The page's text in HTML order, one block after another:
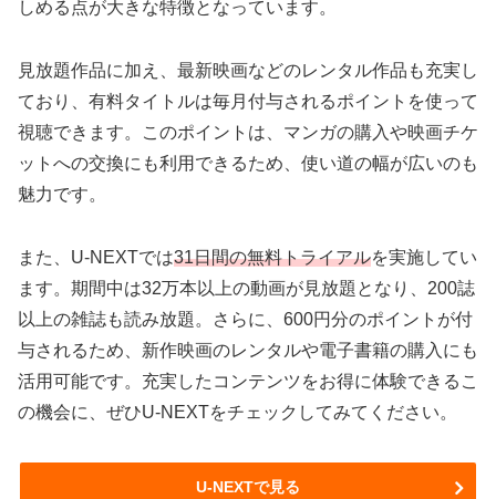
しめる点が大きな特徴となっています。
見放題作品に加え、最新映画などのレンタル作品も充実し
ており、有料タイトルは毎月付与されるポイントを使って
視聴できます。このポイントは、マンガの購入や映画チケ
ットへの交換にも利用できるため、使い道の幅が広いのも
魅力です。
また、U-NEXTでは31日間の無料トライアルを実施してい
ます。期間中は32万本以上の動画が見放題となり、200誌
以上の雑誌も読み放題。さらに、600円分のポイントが付
与されるため、新作映画のレンタルや電子書籍の購入にも
活用可能です。充実したコンテンツをお得に体験できるこ
の機会に、ぜひU-NEXTをチェックしてみてください。
U-NEXTで見る